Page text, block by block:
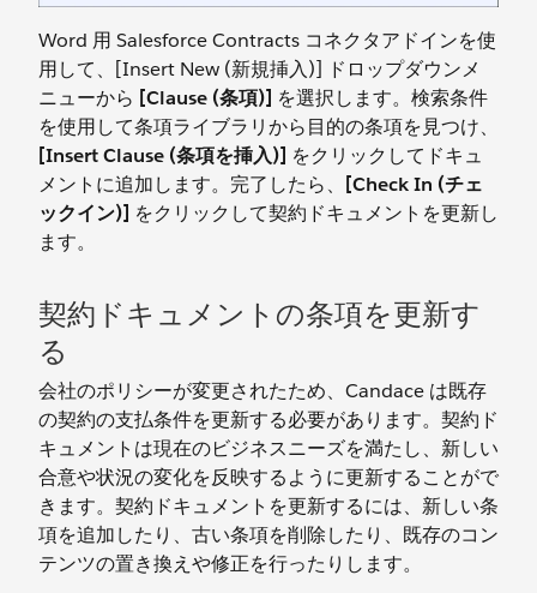
Word 用 Salesforce Contracts コネクタアドインを使
用して、[Insert New (新規挿入)] ドロップダウンメ
ニューから [Clause (条項)] を選択します。検索条件
を使用して条項ライブラリから目的の条項を見つけ、
[Insert Clause (条項を挿入)] をクリックしてドキュ
メントに追加します。完了したら、 [Check In (チェ
ックイン)] をクリックして契約ドキュメントを更新し
ます。
契約ドキュメントの条項を更新す
る
会社のポリシーが変更されたため、Candace は既存
の契約の支払条件を更新する必要があります。契約ド
キュメントは現在のビジネスニーズを満たし、新しい
合意や状況の変化を反映するように更新することがで
きます。契約ドキュメントを更新するには、新しい条
項を追加したり、古い条項を削除したり、既存のコン
テンツの置き換えや修正を行ったりします。